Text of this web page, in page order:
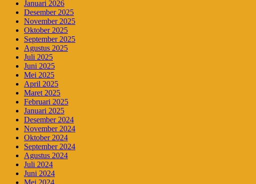
Januari 2026
Desember 2025
November 2025
Oktober 2025
September 2025
Agustus 2025
Juli 2025
Juni 2025
Mei 2025
April 2025
Maret 2025
Februari 2025
Januari 2025
Desember 2024
November 2024
Oktober 2024
September 2024
Agustus 2024
Juli 2024
Juni 2024